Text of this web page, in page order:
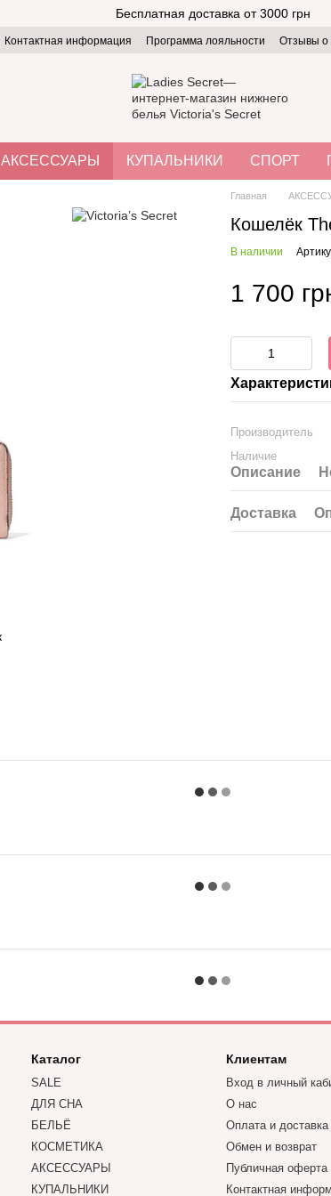
Бесплатная доставка от 3000 грн
Контактная информация Программа лояльности Отзывы о
АКСЕССУАРЫ КУПАЛЬНИКИ СПОРТ
Главная
Кошелёк
В наличии
1 700
Производитель
Наличие
Описание
Доставка
Каталог
SALE
ДЛЯ СНА
БЕЛЬЁ
КОСМЕТИКА
АКСЕССУАРЫ
КУПАЛЬНИКИ
Клиентам
Вход в личный
О нас
Оплата и доставка
Обмен и возврат
Публичная оферта
Контактная